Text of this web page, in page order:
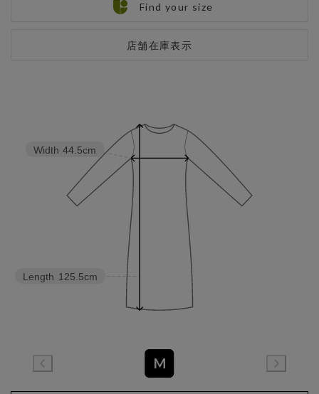
店舗在庫表示
Find your size
Length 125.5cm
Width 44.5cm
M